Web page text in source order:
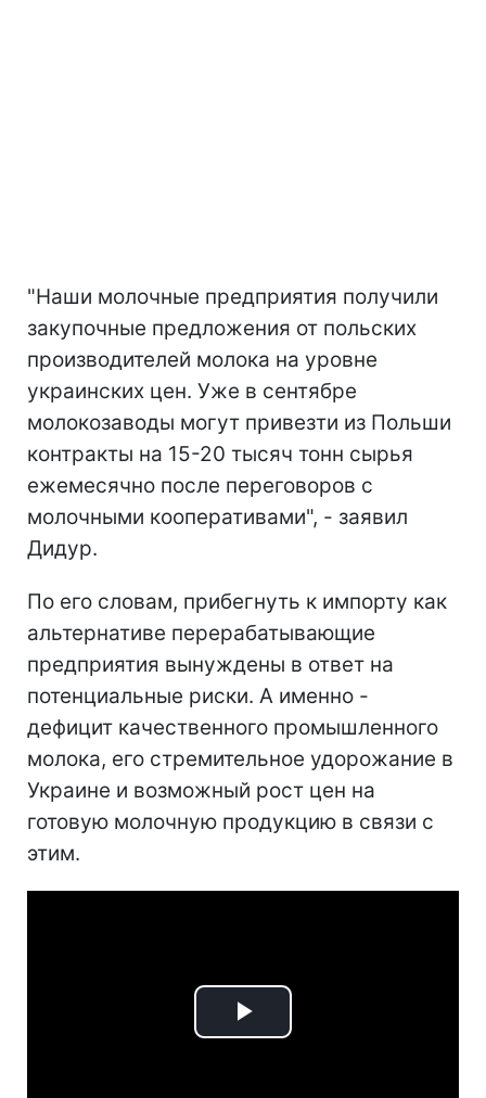
"Наши молочные предприятия получили
закупочные предложения от польских
производителей молока на уровне
украинских цен. Уже в сентябре
молокозаводы могут привезти из Польши
контракты на 15-20 тысяч тонн сырья
ежемесячно после переговоров с
молочными кооперативами", - заявил
Дидур.
По его словам, прибегнуть к импорту как
альтернативе перерабатывающие
предприятия вынуждены в ответ на
потенциальные риски. А именно -
дефицит качественного промышленного
молока, его стремительное удорожание в
Украине и возможный рост цен на
готовую молочную продукцию в связи с
этим.
Play